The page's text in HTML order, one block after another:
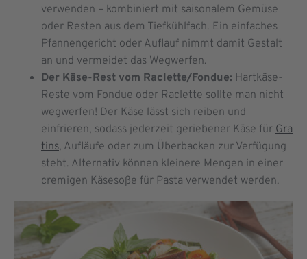
verwenden – kombiniert mit saisonalem Gemüse
oder Resten aus dem Tiefkühlfach. Ein einfaches
Pfannengericht oder Auflauf nimmt damit Gestalt
an und vermeidet das Wegwerfen.
Der Käse-Rest vom Raclette/Fondue: Hartkäse-
Reste vom Fondue oder Raclette sollte man nicht
wegwerfen! Der Käse lässt sich reiben und
einfrieren, sodass jederzeit geriebener Käse für Gra
tins, Aufläufe oder zum Überbacken zur Verfügung
steht. Alternativ können kleinere Mengen in einer
cremigen Käsesoße für Pasta verwendet werden.